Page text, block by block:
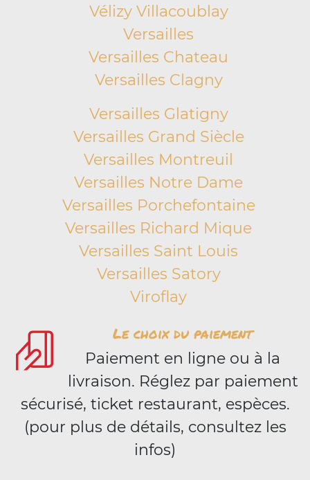
Vélizy Villacoublay
Versailles
Versailles Chateau
Versailles Clagny
Versailles Glatigny
Versailles Grand Siècle
Versailles Montreuil
Versailles Notre Dame
Versailles Porchefontaine
Versailles Richard Mique
Versailles Saint Louis
Versailles Satory
Viroflay
Le choix du paiement
Paiement en ligne ou à la
livraison. Réglez par paiement
sécurisé, ticket restaurant, espèces.
(pour plus de détails, consultez les
infos)